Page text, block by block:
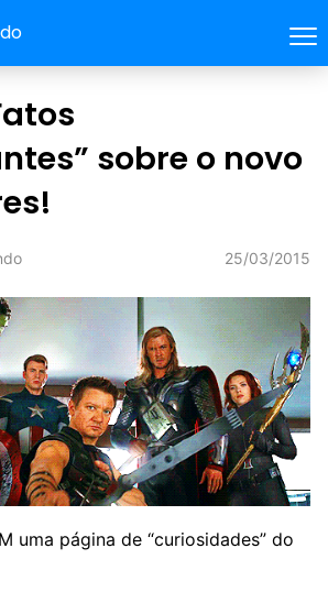
sobre o novo
25/03/2015
uma página de “curiosidades” do